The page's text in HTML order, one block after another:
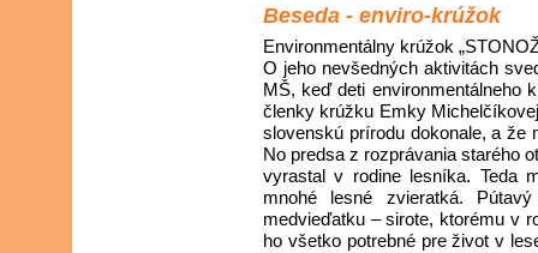
Beseda - enviro-krúžok
Environmentálny krúžok
O jeho nevšedných aktivitách
MŠ, keď deti environmentálneho
členky krúžku Emky
slovenskú prírodu dokonale, a že
No predsa z rozprávania starého
vyrastal v rodine lesníka. Teda
mnohé lesné zvieratká.
medvieďatku – sirote, ktorému v
ho všetko potrebné pre život v